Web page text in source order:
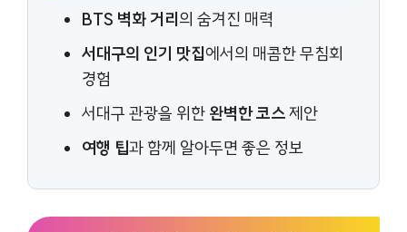
BTS 벽화 거리 의 숨겨진 매력
서대구의 인기 맛집에서의 매콤한 무침회
경험
서대구 관광을 위한 완벽한 코스제안
여행 팁과 함께 알아두면 좋은 정보